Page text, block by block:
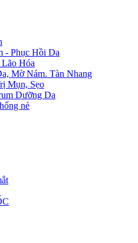
- Phục Hồi Da
Hóa
Mờ Nám. Tàn Nhang
Mụn, Sẹo
Dưỡng Da
nẻ